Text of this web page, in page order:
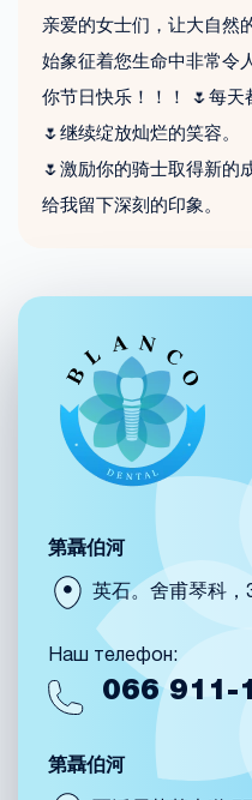
亲爱的女士们，让大自然
始象征着您生命中非常令
你节日快乐！！！ 🌷每天
🌷继续绽放灿烂的笑容。
🌷激励你的骑士取得新的
给我留下深刻的印象。
第聶伯河
英石。舍甫琴科，
Наш телефон:
066911-
第聶伯河